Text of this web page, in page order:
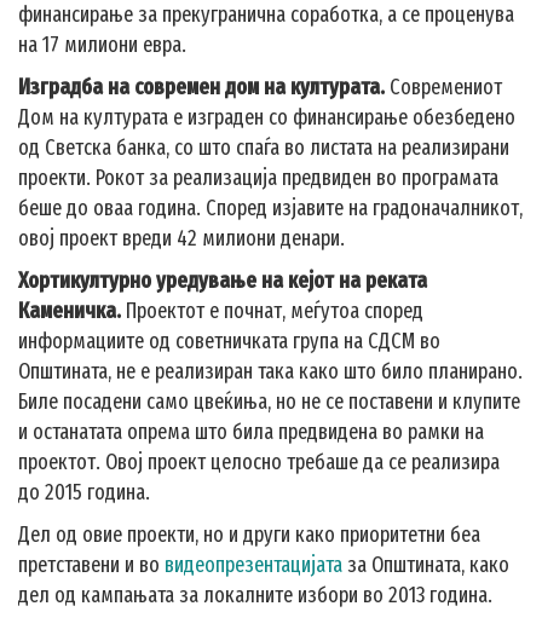
финансирање за прекугранична соработка, а се проценува
на 17 милиони евра.
Изградба на современ дом на културата. Современиот
Дом на културата е изграден со финансирање обезбедено
од Светска банка, со што спаѓа во листата на реализирани
проекти. Рокот за реализација предвиден во програмата
беше до оваа година. Според изјавите на градоначалникот,
овој проект вреди 42 милиони денари.
Хортикултурно уредување на кејот на реката
Каменичка. Проектот е почнат, меѓутоа според
информациите од советничката група на СДСМ во
Општината, не е реализиран така како што било планирано.
Биле посадени само цвеќиња, но не се поставени и клупите
и останатата опрема што била предвидена во рамки на
проектот. Овој проект целосно требаше да се реализира
до 2015 година.
Дел од овие проекти, но и други како приоритетни беа
претставени и во видеопрезентацијатаза Општината, како
дел од кампањата за локалните избори во 2013 година.